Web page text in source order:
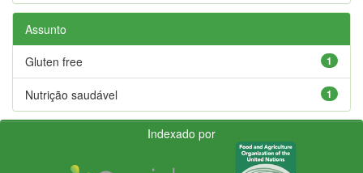
Assunto
1
Gluten free
1
Nutrição saudável
Indexado por